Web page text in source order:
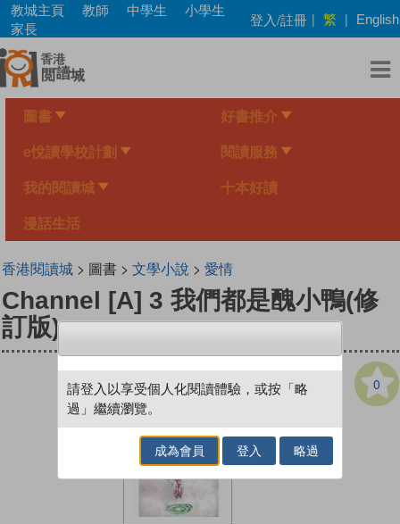
Skip
main
content
教城主頁 教師 中學生
小學生
家長
登入/註冊 | 繁 | English
圖書 好書推介
e悅讀學校計劃 閱讀服務
我的閱讀城 十本好讀
漫話生活
香港閱讀城> 圖書 > 文學小說 > 愛情
Channel [A] 3 我們都是醜小鴨(修
訂版)
0
請登入以享受個人化閱讀體驗，或按「略
過」繼續瀏覽。
成為會員 登入 略過